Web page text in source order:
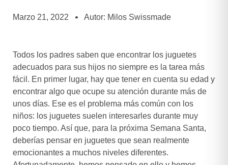
Marzo 21, 2022 Autor: Milos Swissmade
Todos los padres saben que encontrar los juguetes
adecuados para sus hijos no siempre es la tarea más
fácil. En primer lugar, hay que tener en cuenta su edad y
encontrar algo que ocupe su atención durante más de
unos días. Ese es el problema más común con los
niños: los juguetes suelen interesarles durante muy
poco tiempo. Así que, para la próxima Semana Santa,
deberías pensar en juguetes que sean realmente
emocionantes a muchos niveles diferentes.